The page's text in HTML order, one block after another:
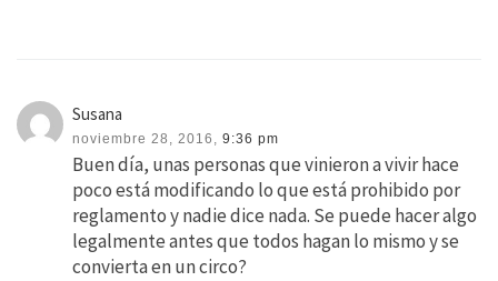
Susana
noviembre 28, 2016, 9:36 pm
Buen día, unas personas que vinieron a vivir hace
poco está modificando lo que está prohibido por
reglamento y nadie dice nada. Se puede hacer algo
legalmente antes que todos hagan lo mismo y se
convierta en un circo?